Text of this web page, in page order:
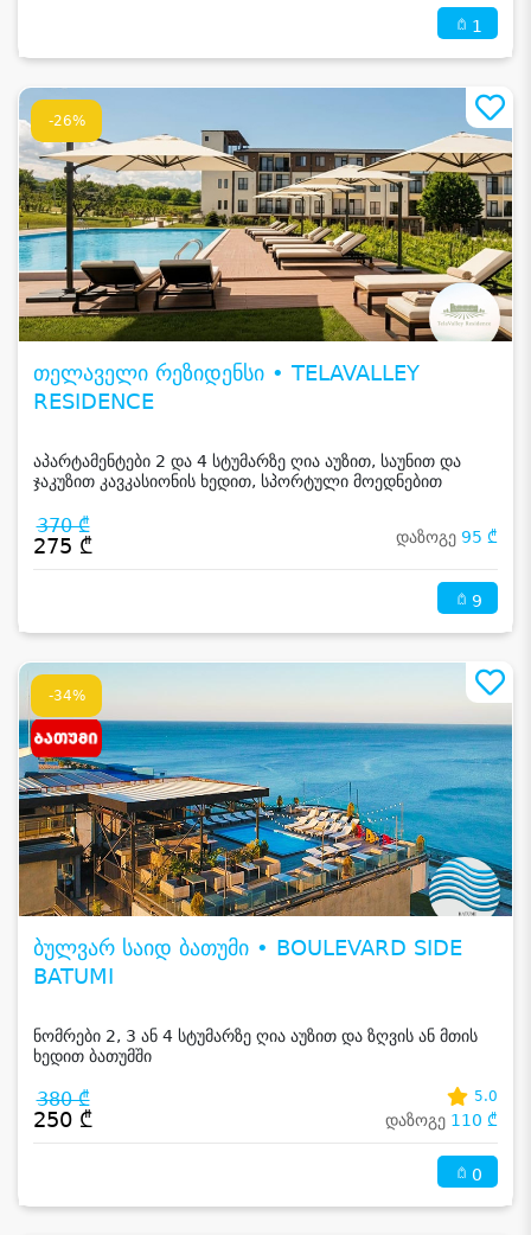
1
-26%
თელაველი რეზიდენსი • TELAVALLEY
RESIDENCE
აპარტამენტები 2 და 4 სტუმარზე ღია აუზით, საუნით და
ჯაკუზით კავკასიონის ხედით, სპორტული მოედნებით
370 ₾
275 ₾ დაზოგე 95 ₾
9
-34%
ბულვარ საიდ ბათუმი • BOULEVARD SIDE
BATUMI
ნომრები 2, 3 ან 4 სტუმარზე ღია აუზით და ზღვის ან მთის
ხედით ბათუმში
380 ₾
250 ₾
5.0
დაზოგე 110 ₾
0